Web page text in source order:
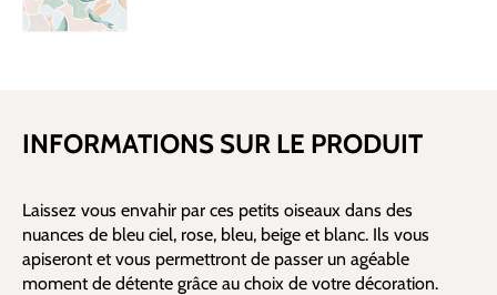
INFORMATIONS SUR LE PRODUIT
Laissez vous envahir par ces petits oiseaux dans des
nuances de bleu ciel, rose, bleu, beige et blanc. Ils vous
apiseront et vous permettront de passer un agéable
moment de détente grâce au choix de votre décoration.